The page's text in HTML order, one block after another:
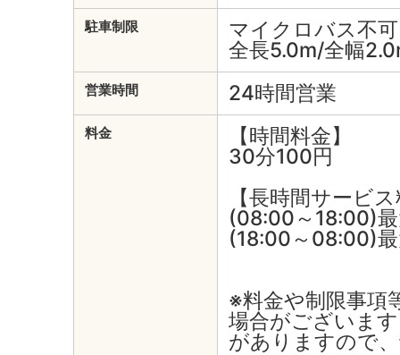
駐車制限
マイクロバス不
全長5.0m/全幅
営業時間 24時間営業
料金
【時間料金】
30分100円
【長時間サービ
(08:00～18:00)
(18:00～08:00)
※料金や制限事項
場合がございま
がありますので